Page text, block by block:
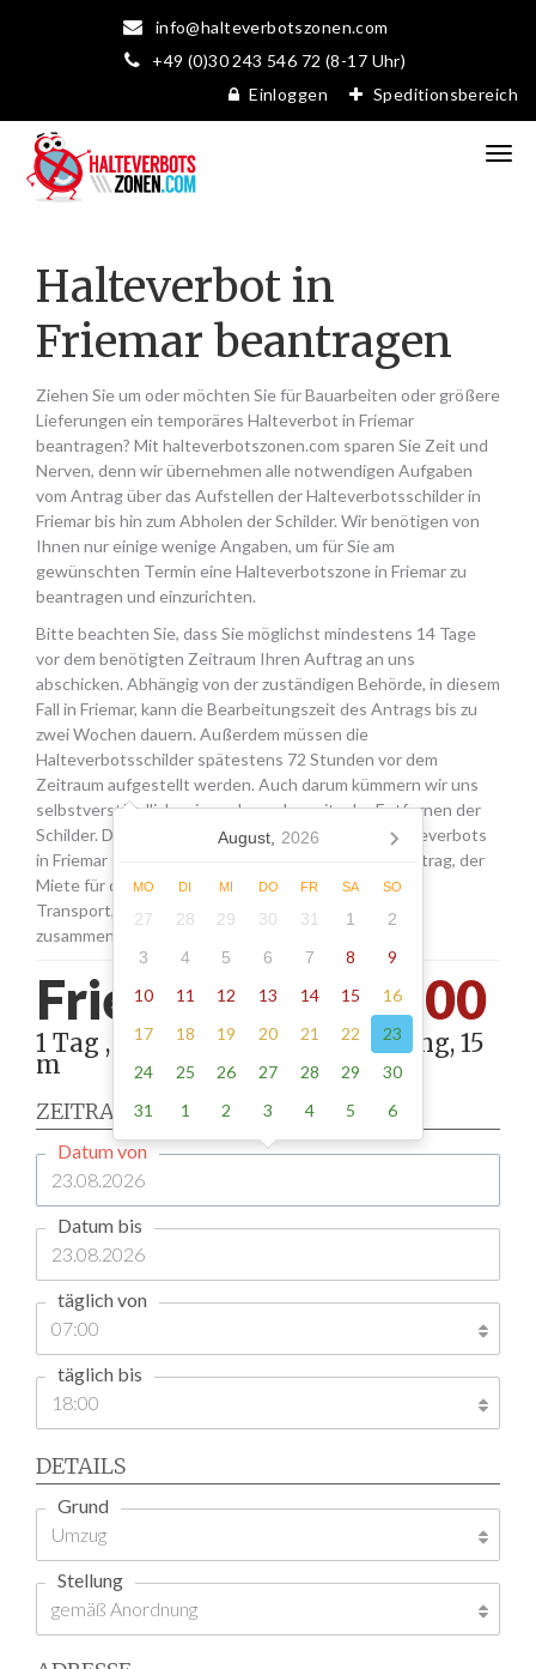
info@halteverbotszonen.com
+49 (0)30 243 546 72 (8-17 Uhr)
Einloggen
Speditionsbereich
Halteverbot in
Friemar beantragen
Ziehen Sie um oder möchten Sie für Bauarbeiten oder größere
Lieferungen ein temporäres Halteverbot in Friemar
beantragen? Mit halteverbotszonen.com sparen Sie Zeit und
Nerven, denn wir übernehmen alle notwendigen Aufgaben
vom Antrag über das Aufstellen der Halteverbotsschilder in
Friemar bis hin zum Abholen der Schilder. Wir benötigen von
Ihnen nur einige wenige Angaben, um für Sie am
gewünschten Termin eine Halteverbotszone in Friemar zu
beantragen und einzurichten.
Bitte beachten Sie, dass Sie möglichst mindestens 14 Tage
vor dem benötigten Zeitraum Ihren Auftrag an uns
abschicken. Abhängig von der zuständigen Behörde, in diesem
Fall in Friemar, kann die Bearbeitungszeit des Antrags bis zu
zwei Wochen dauern. Außerdem müssen die
Halteverbotsschilder spätestens 72 Stunden vor dem
Zeitraum aufgestellt werden. Auch darum kümmern wir uns
selbstverständlich, wie auch um das zeitnahe Entfernen der
Schilder. Die Kosten für die Beantragung eines Halteverbots
in Friemar setzen sich aus den Gebühren für den Antrag, der
Miete für die Schilder sowie einer Pauschale für den
Transport, das Aufstellen und Abholen der Schilder
zusammen.
Friemar - 255.00
1 Tag , Stellung gemäß Anordnung, 15
m
ZEITRAUM
Datum von
Datum bis
täglich von
täglich bis
DETAILS
Grund
Stellung
August, 2026
MO DI MI DO FR SA SO
27 28 29 30 31 1
2
3
4 5 6 7 8
9
10
11 12 13 14 15
16
17
18 19 20 21 22
23
24
25 26 27 28 29
30
31
1 2 3 4 5 6